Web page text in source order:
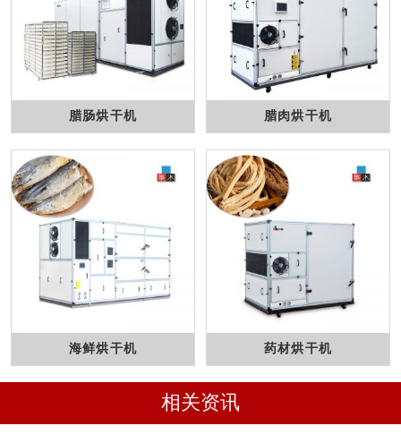
腊肠烘干机 腊肉烘干机
海鲜烘干机 药材烘干机
相关资讯